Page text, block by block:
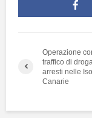
Operazione
traffico di
arresti nelle
Canarie